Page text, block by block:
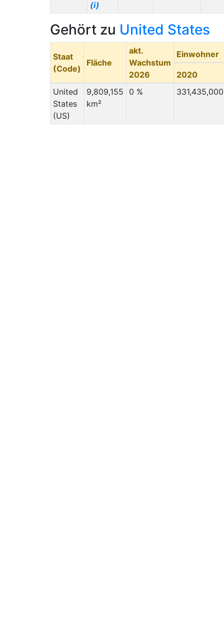
(i)
Gehört zu United States
Staat
(Code)
Fläche
akt.
Wachstum
2026
Einwohner
2020
United
States
(US)
9,809,155
km²
0 % 331,435,000